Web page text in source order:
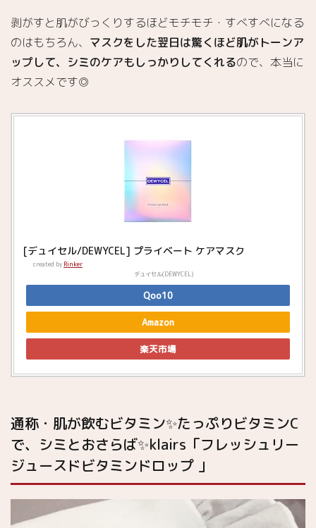
剥がすと肌がびっくりするほどモチモチ・すべすべになる
のはもちろん、 マスクをした翌日は驚くほど肌がトーンア
ップして、シミのケアもしっかりしてくれるので、本当に
オススメです◎
[デュイセル/DEWYCEL] プライベート ケアマスク
created by Rinker
デュイセル(DEWYCEL)
Qoo10
Amazon
楽天市場
通称・肌が飲むビタミン✨たっぷりビタミンC
で、シミとおさらば✨klairs「フレッシュリー
ジュースドビタミンドロップ 」